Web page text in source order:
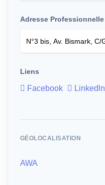
Adresse Professionnelle
Liens
Facebook Linkedln
GÉOLOCALISATION
AWA